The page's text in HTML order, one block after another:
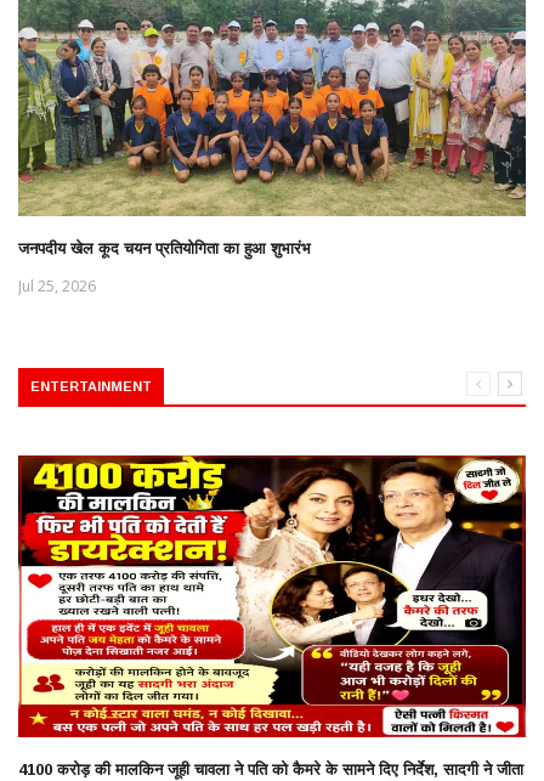
जनपदीय खेल कूद चयन प्रतियोगिता का हुआ शुभारंभ
Jul 25, 2026
ENTERTAINMENT
4100 करोड़ की मालकिन जूही चावला ने पति को कैमरे के सामने दिए निर्देश, सादगी ने जीता